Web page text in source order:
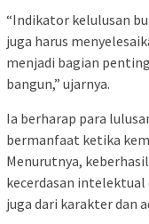
“Indikator kelulusan
juga harus
menjadi bagian
bangun,” ujarnya.
Ia berharap para
bermanfaat ketika
Menurutnya,
kecerdasan
juga dari karakter dan